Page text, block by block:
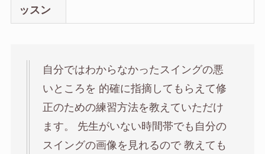
ッスン
自分ではわからなかったスイングの悪
いところを 的確に指摘してもらえて修
正のための練習方法を教えていただけ
ます。 先生がいない時間帯でも自分の
スイングの画像を見れるので 教えても